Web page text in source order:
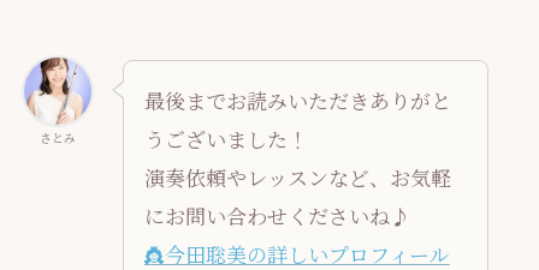
さとみ
最後までお読みいただきありがと
うございました！
演奏依頼やレッスンなど、お気軽
にお問い合わせくださいね♪
👸今田聡美の詳しいプロフィール